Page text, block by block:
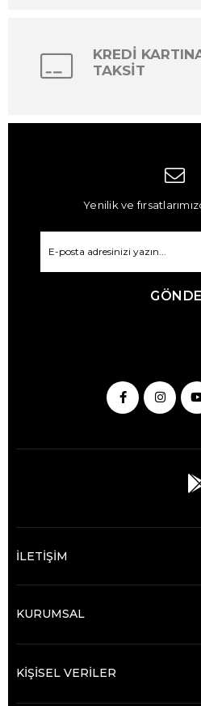
KREDİ
TAKSİT
Yenilik ve
İLETİŞİM
KURUMSAL
KİŞİSEL VERİLER